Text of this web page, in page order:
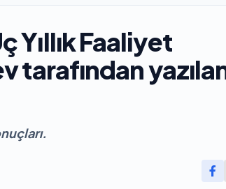
Yıllık Faaliyet
tarafından